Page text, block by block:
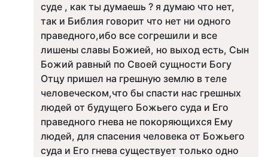
суде , как ты думаешь ? я думаю что нет,
так и Библия говорит что нет ни одного
праведного,ибо все согрешили и все
лишены славы Божией, но выход есть, Сын
Божий равный по Своей сущности Богу
Отцу пришел на грешную землю в теле
человеческом,что бы спасти нас грешных
людей от будущего Божьего суда и Его
праведного гнева не покоряющихся Ему
людей, для спасения человека от Божьего
суда и Его гнева существует только одно